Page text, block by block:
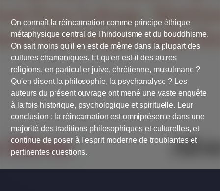
(Trédaniel, 2025), des ouvrages aux sujets variés mais où il
explore toujours la même énigme : la nature de la conscience.
On connaît la réincarnation comme principe éthique
métaphysique central de l'hindouisme et du bouddhisme.
On sait moins qu'il en est de même dans la plupart des
cultures chamaniques. Et qu'en est-il des autres
religions, en particulier juive, chrétienne, musulmane ?
Qu'en disent la philosophie, la psychanalyse ? Les
auteurs du présent ouvrage ont mené une vaste enquête
à la fois historique, psychologique et spirituelle. Leur
conclusion : la réincarnation est omniprésente dans une
majorité des traditions philosophiques et culturelles, et
continue de poser à l'esprit moderne de troublantes et
pertinentes questions.